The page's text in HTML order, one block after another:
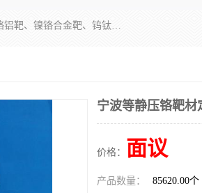
东莞市鼎伟新材料有限公司专业生产：镍钒合金靶、高纯铬靶、钛铝靶、铬铝靶、镍铬合金靶、钨钛合金靶材等；公司先后研发的蒸发材料、溅射靶材系列产品广泛应用到国内外众多知名电子、太阳能企业当中，以较高的性价比，成功发替代了国外进口产品，颇受用户好评。
宁波等静压铬靶
价格： 面议
产品数量： 85620.00个